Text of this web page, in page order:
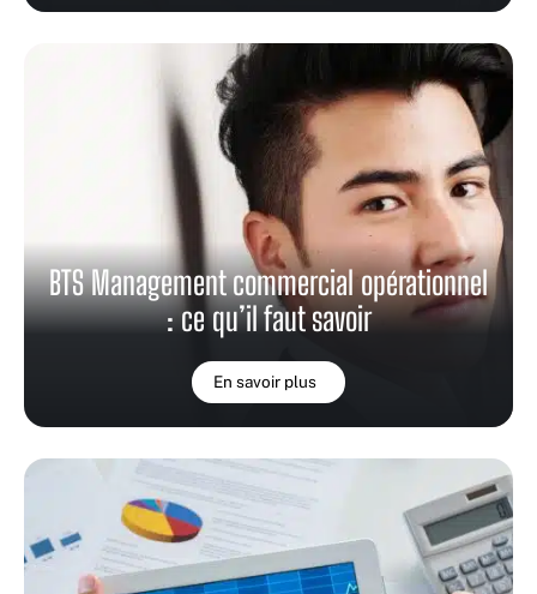
BTS Management commercial opérationnel
: ce qu’il faut savoir
En savoir plus